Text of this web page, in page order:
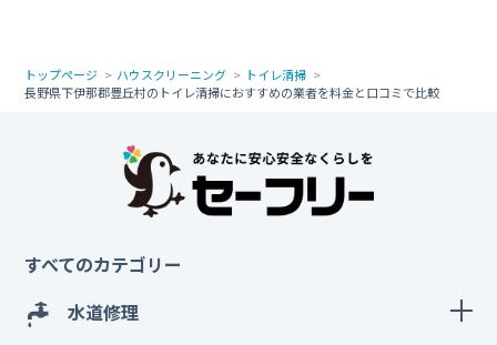
トップページ ハウスクリーニング
トイレ清掃
長野県下伊那郡豊丘村のトイレ清掃におすすめの業者を料金と口コミで比較
すべてのカテゴリー
水道修理